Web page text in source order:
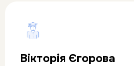
Вікторія Єгорова